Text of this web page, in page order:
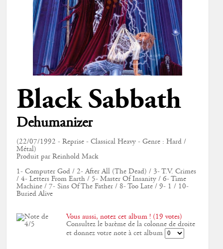
Black Sabbath
Dehumanizer
(22/07/1992 - Reprise - Classical Heavy - Genre : Hard /
Métal)
Produit par Reinhold Mack
1- Computer God / 2- After All (The Dead) / 3- T.V. Crimes
/ 4- Letters From Earth / 5- Master Of Insanity / 6- Time
Machine / 7- Sins Of The Father / 8- Too Late / 9- 1 / 10-
Buried Alive
Vous aussi, notez cet album ! (19 votes)
Consultez le barème de la colonne de droite
et donnez votre note à cet album